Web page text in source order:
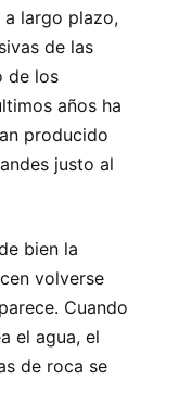
largo plazo,
de las
de los
años ha
producido
justo al
bien la
volverse
Cuando
el agua, el
de roca se